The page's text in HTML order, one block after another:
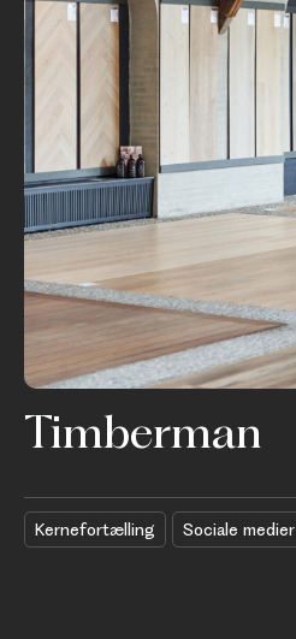
Timberman
Kernefortælling Sociale medier